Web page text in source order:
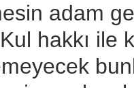
adam
hakkı ile